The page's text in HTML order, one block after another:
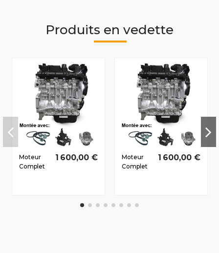
Produits en vedette
Moteur
Complet
1 600,00 €
Moteur
Complet
2010 1.4 D
1 600,00 €